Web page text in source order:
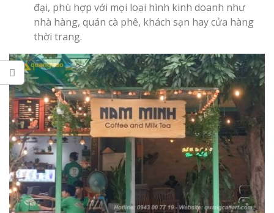
đại, phù hợp với mọi loại hình kinh doanh như
nhà hàng, quán cà phê, khách sạn hay cửa hàng
thời trang.
Làm Biển
Rẻ Tại Vinh Giải Pháp
Làm Hộp
Cáo Tại Vinh Giá Rẻ
Biển Led
Ma Trận
Thi Công
Nghiệp